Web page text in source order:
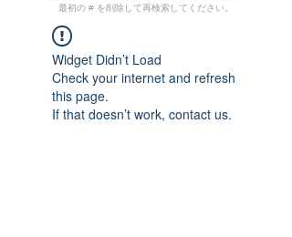
最初の # を削除して再検索してください。
Widget Didn’t Load
Check your internet and refresh
this page.
If that doesn’t work, contact us.